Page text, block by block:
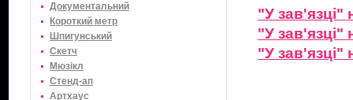
Документальний
Короткий метр
Шпигунський
Скетч
Мюзікл
Стенд-ап
Артхаус
"У зав'язці"
"У зав'язці"
"У зав'язці"